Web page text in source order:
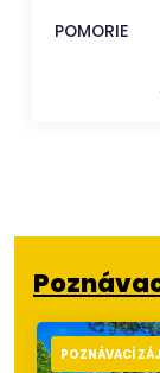
POMORIE
POZNÁVACÍ